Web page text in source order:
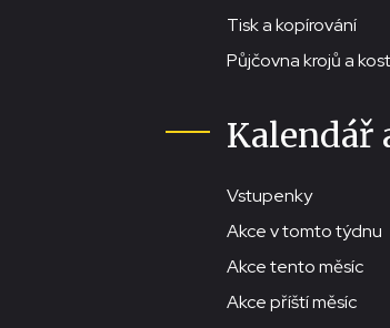
Tisk a kopírování
Půjčovna krojů a
Kalendář
Vstupenky
Akce v tomto týdnu
Akce tento měsíc
Akce příští měsíc